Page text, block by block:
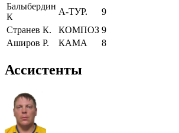
Балыбердин
К
А-ТУР.
9
Странев К.
КОМПОЗ 9
Аширов Р.
КАМА 8
Ассистенты